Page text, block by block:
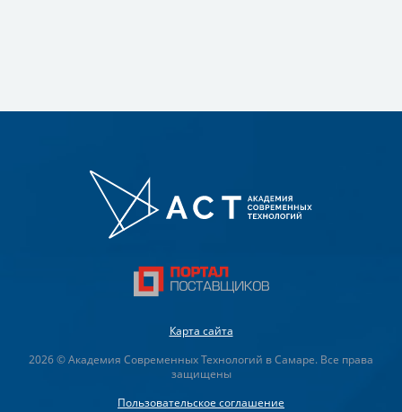
Карта сайта
2026 © Академия Современных Технологий в Самаре. Все права
защищены
Пользовательское соглашение